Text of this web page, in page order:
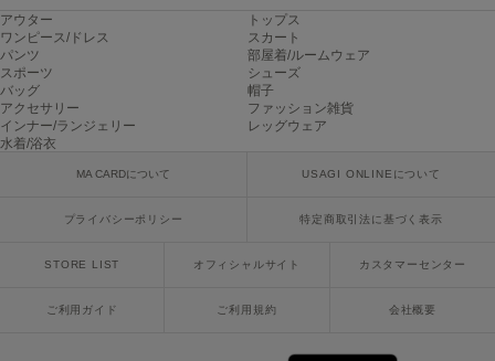
Onitsuka Tiger
オニツカ タイガー
ORGUE
オルグ
ORR
パトリック
Philly chocolate
アウター
トップス
ワンピース/ドレス
スカート
パンツ
部屋着/ルームウェア
スポーツ
シューズ
バッグ
帽子
アクセサリー
ファッション雑貨
インナー/ランジェリー
レッグウェア
水着/浴衣
MA CARDについて USAGI ONLINEについて
プライバシーポリシー 特定商取引法に基づく表示
STORE LIST オフィシャルサイト カスタマーセンター
ご利用ガイド ご利用規約 会社概要